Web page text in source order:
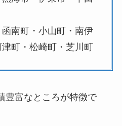
函南町・小山町・南伊
町・松崎町・芝川町
豊富なところが特徴で